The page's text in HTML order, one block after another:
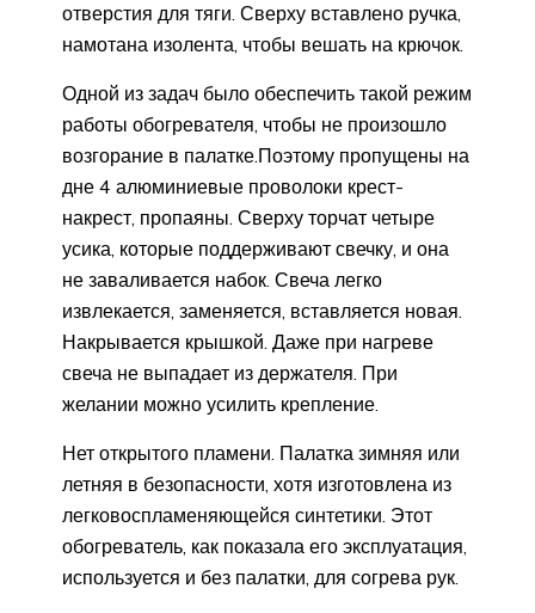
отверстия для тяги. Сверху вставлено ручка,
намотана изолента, чтобы вешать на крючок.
Одной из задач было обеспечить такой режим
работы обогревателя, чтобы не произошло
возгорание в палатке.Поэтому пропущены на
дне 4 алюминиевые проволоки крест-
накрест, пропаяны. Сверху торчат четыре
усика, которые поддерживают свечку, и она
не заваливается набок. Свеча легко
извлекается, заменяется, вставляется новая.
Накрывается крышкой. Даже при нагреве
свеча не выпадает из держателя. При
желании можно усилить крепление.
Нет открытого пламени. Палатка зимняя или
летняя в безопасности, хотя изготовлена из
легковоспламеняющейся синтетики. Этот
обогреватель, как показала его эксплуатация,
используется и без палатки, для согрева рук.